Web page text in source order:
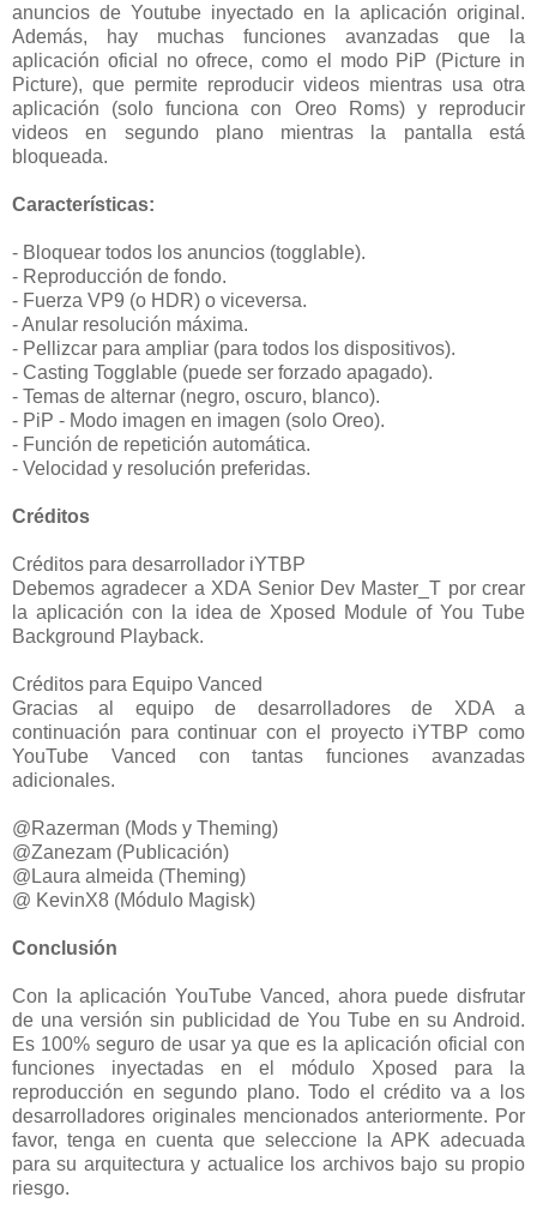
anuncios de Youtube inyectado en la aplicación original.
Además, hay muchas funciones avanzadas que la
aplicación oficial no ofrece, como el modo PiP (Picture in
Picture), que permite reproducir videos mientras usa otra
aplicación (solo funciona con Oreo Roms) y reproducir
videos en segundo plano mientras la pantalla está
bloqueada.
Características:
- Bloquear todos los anuncios (togglable).
- Reproducción de fondo.
- Fuerza VP9 (o HDR) o viceversa.
- Anular resolución máxima.
- Pellizcar para ampliar (para todos los dispositivos).
- Casting Togglable (puede ser forzado apagado).
- Temas de alternar (negro, oscuro, blanco).
- PiP - Modo imagen en imagen (solo Oreo).
- Función de repetición automática.
- Velocidad y resolución preferidas.
Créditos
Créditos para desarrollador iYTBP
Debemos agradecer a XDA Senior Dev Master_T por crear
la aplicación con la idea de Xposed Module of You Tube
Background Playback.
Créditos para Equipo Vanced
Gracias al equipo de desarrolladores de XDA a
continuación para continuar con el proyecto iYTBP como
YouTube Vanced con tantas funciones avanzadas
adicionales.
@Razerman (Mods y Theming)
@Zanezam (Publicación)
@Laura almeida (Theming)
@ KevinX8 (Módulo Magisk)
Conclusión
Con la aplicación YouTube Vanced, ahora puede disfrutar
de una versión sin publicidad de You Tube en su Android.
Es 100% seguro de usar ya que es la aplicación oficial con
funciones inyectadas en el módulo Xposed para la
reproducción en segundo plano. Todo el crédito va a los
desarrolladores originales mencionados anteriormente. Por
favor, tenga en cuenta que seleccione la APK adecuada
para su arquitectura y actualice los archivos bajo su propio
riesgo.